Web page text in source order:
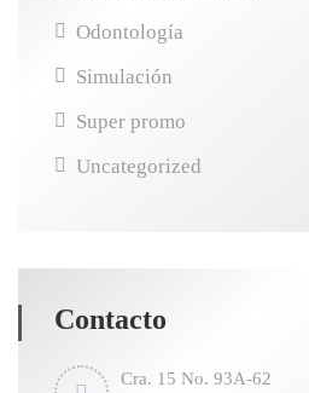
Odontología
Simulación
Super promo
Uncategorized
Contacto
Cra. 15 No. 93A-62